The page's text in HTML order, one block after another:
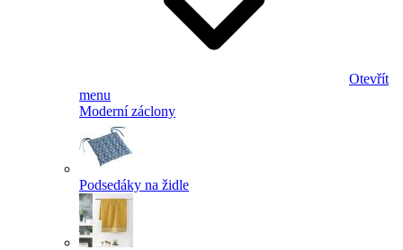
Otevřít
menu
Moderní záclony
Podsedáky na židle